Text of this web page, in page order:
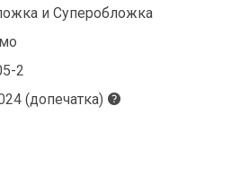
и Суперобложка
2
(допечатка)